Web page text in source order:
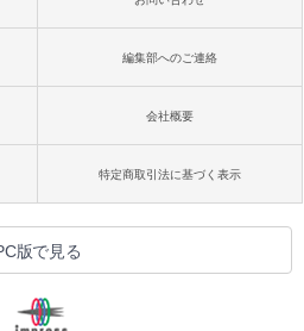
編集部へのご連絡
会社概要
特定商取引法に基づく表示
版で見る